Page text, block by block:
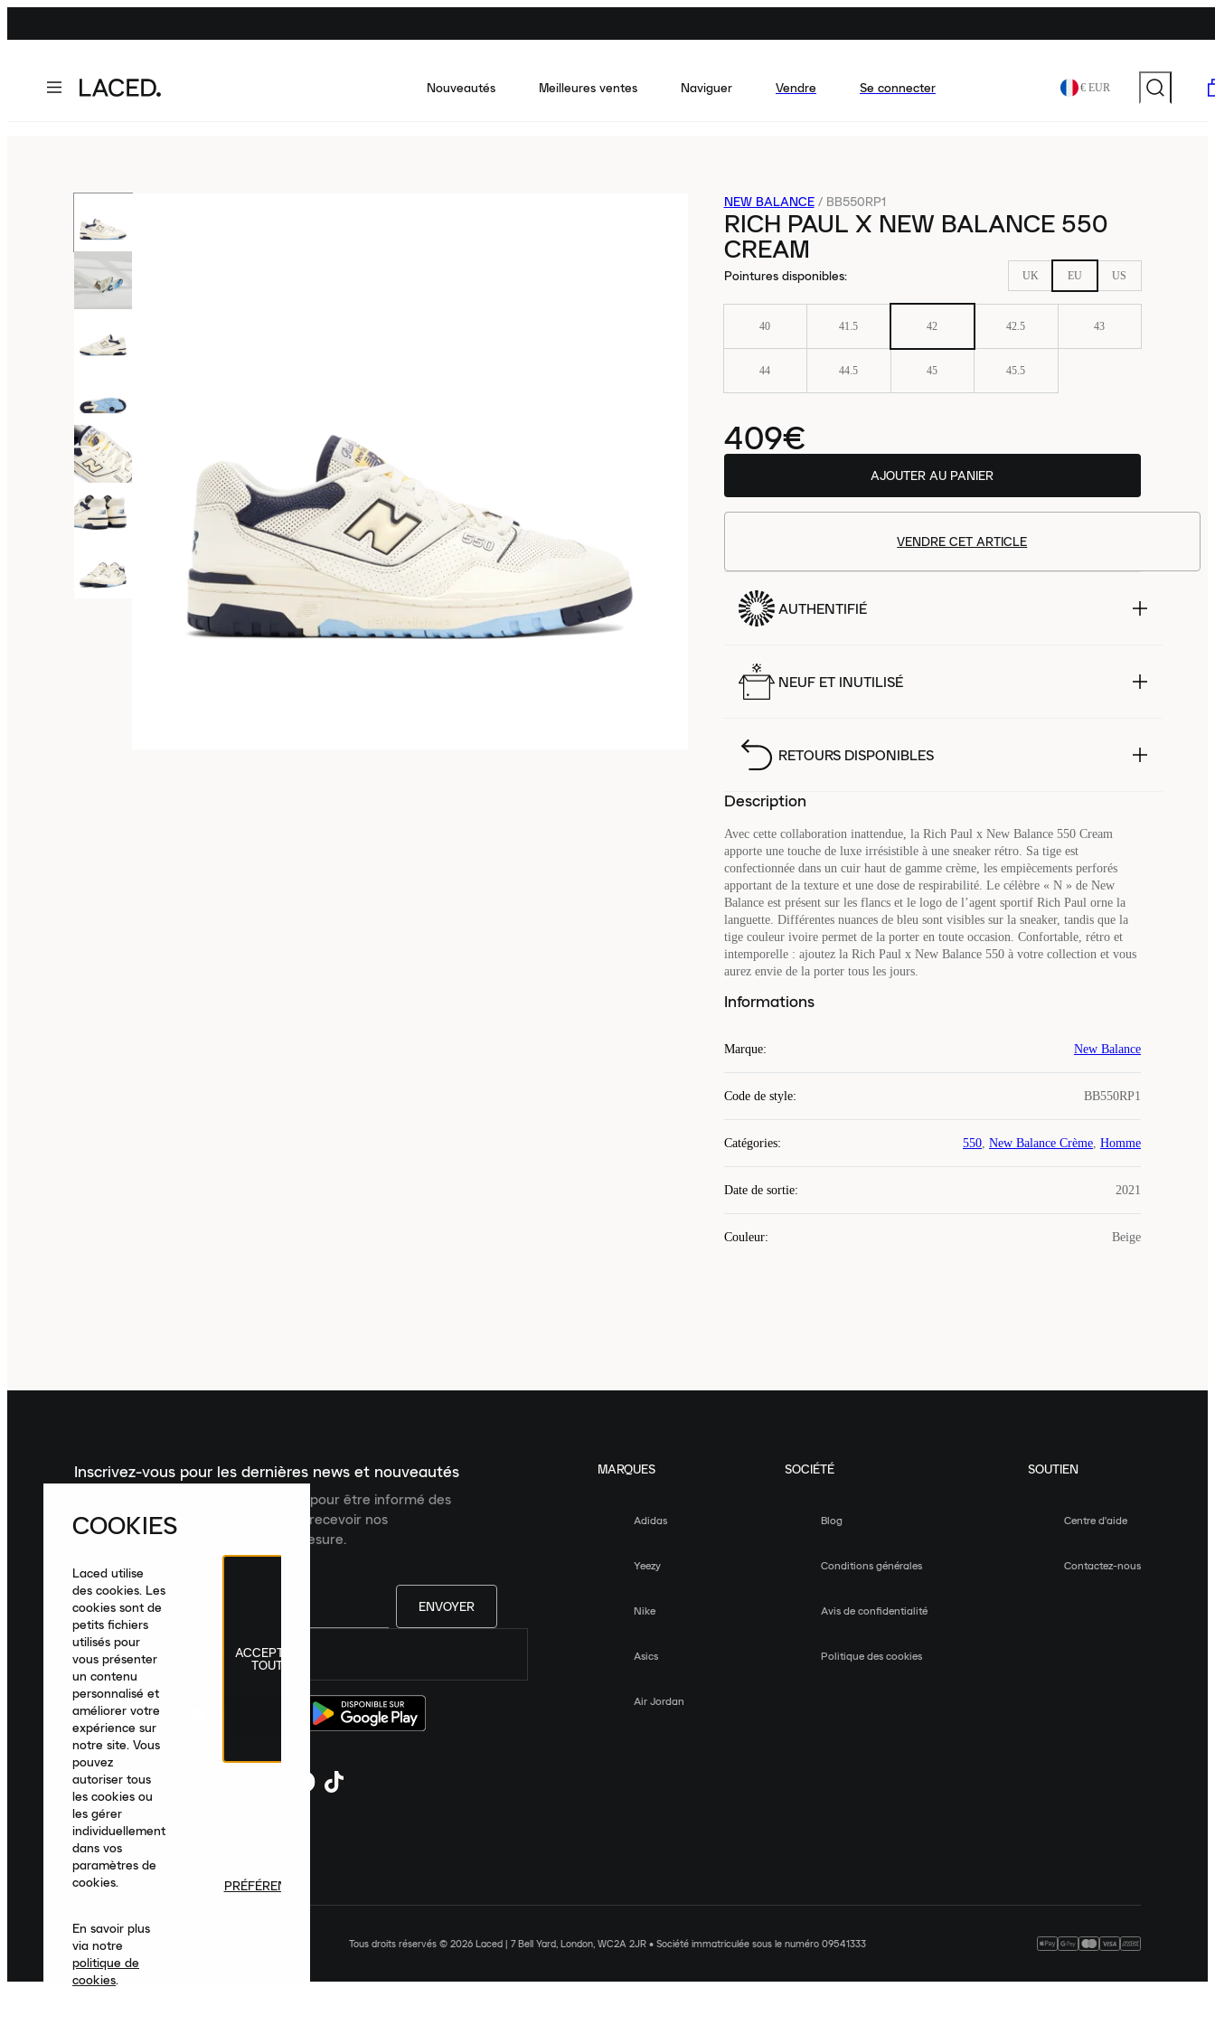
Nouveautés Meilleures ventes Naviguer Vendre Se connecter € EUR
NEW BALANCE / BB550RP1
RICH PAUL X NEW BALANCE 550
CREAM
Pointures disponibles: UK EU US
40 41.5 42 42.5 43
44 44.5 45 45.5
409€
AJOUTER AU PANIER
VENDRE CET ARTICLE
AUTHENTIFIÉ
NEUF ET INUTILISÉ
RETOURS DISPONIBLES
Description
Avec cette collaboration inattendue, la Rich Paul x New Balance 550 Cream
apporte une touche de luxe irrésistible à une sneaker rétro. Sa tige est
confectionnée dans un cuir haut de gamme crème, les empiècements perforés
apportant de la texture et une dose de respirabilité. Le célèbre « N » de New
Balance est présent sur les flancs et le logo de l’agent sportif Rich Paul orne la
languette. Différentes nuances de bleu sont visibles sur la sneaker, tandis que la
tige couleur ivoire permet de la porter en toute occasion. Confortable, rétro et
intemporelle : ajoutez la Rich Paul x New Balance 550 à votre collection et vous
aurez envie de la porter tous les jours.
Informations
Marque: New Balance
Code de style: BB550RP1
Catégories: 550, New Balance Crème, Homme
Date de sortie: 2021
Couleur: Beige
Inscrivez-vous pour les dernières news et nouveautés
Inscrivez-vous à la newsletter Laced pour être informé des
dernières nouveautés, collections et recevoir nos
recommandations de produits sur mesure.
ENVOYER
France|Français
MARQUES
Adidas
Yeezy
Nike
Asics
Air Jordan
SOCIÉTÉ
Blog
Conditions générales
Avis de confidentialité
Politique des cookies
SOUTIEN
Centre d'aide
Contactez-nous
Tous droits réservés © 2026 Laced | 7 Bell Yard, London, WC2A 2JR • Société immatriculée sous le numéro 09541333
COOKIES
Laced utilise
des cookies. Les
cookies sont de
petits fichiers
utilisés pour
vous présenter
un contenu
personnalisé et
améliorer votre
expérience sur
notre site. Vous
pouvez
autoriser tous
les cookies ou
les gérer
individuellement
dans vos
paramètres de
cookies.
En savoir plus
via notre
politique de
cookies.
ACCEPTER
TOUT
PRÉFÉRENCES